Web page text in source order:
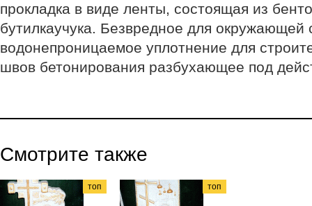
прокладка в виде ленты, состоящая из
бутилкаучука. Безвредное для окружающей
водонепроницаемое уплотнение для
швов бетонирования разбухающее под
Смотрите также
топ топ